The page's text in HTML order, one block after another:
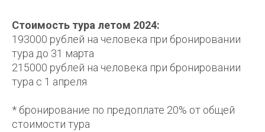
Стоимость тура летом 2024:
193000 рублей на человека при бронировании
тура до 31 марта
215000 рублей на человека при бронировании
тура с 1 апреля
* бронирование по предоплате 20% от общей
стоимости тура